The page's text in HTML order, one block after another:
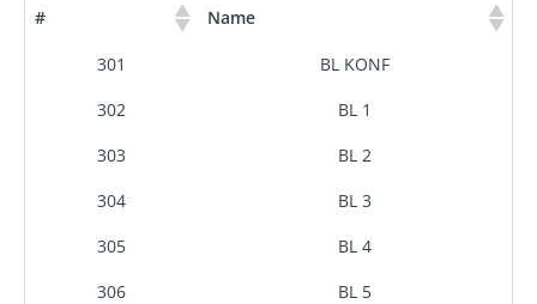
# Name
301
BL KONF
302
BL 1
303
BL 2
304
BL 3
305
BL 4
306
BL 5